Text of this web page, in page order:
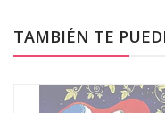
TAMBIÉN TE